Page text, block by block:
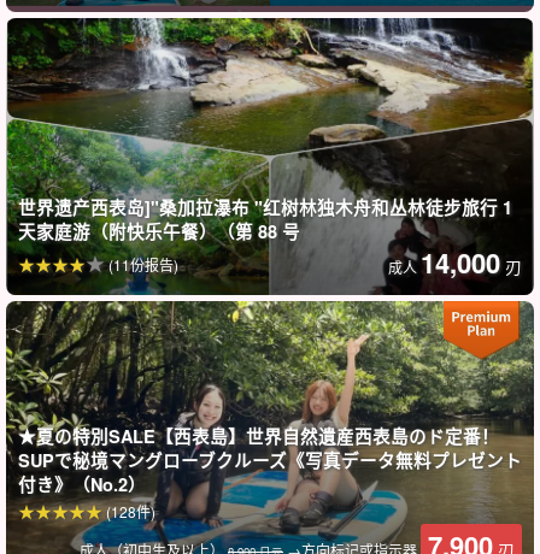
如果时间充裕，您可以在回家之前观察泥滩和西表岛特有的珍稀生
物。
看似体力活动丰富，其实可以放松身心，享受西表岛的大自然♪。
世界遗产西表岛]"桑加拉瀑布 "红树林独木舟和丛林徒步旅行 1
天家庭游（附快乐午餐）（第 88 号
成人14,000 刃
(11份报告)
★夏の特別SALE【西表島】世界自然遺産西表島のド定番！
SUPで秘境マングローブクルーズ《写真データ無料プレゼント
付き》（No.2）
成人（初中生及以上） →方向标记或指示器 7,900 刃
(128件)